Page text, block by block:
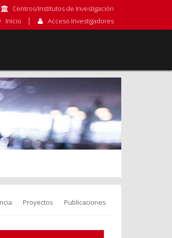
Centros/Institutos de Investigación
Inicio
Acceso Investigadores
Proyectos Publicaciones